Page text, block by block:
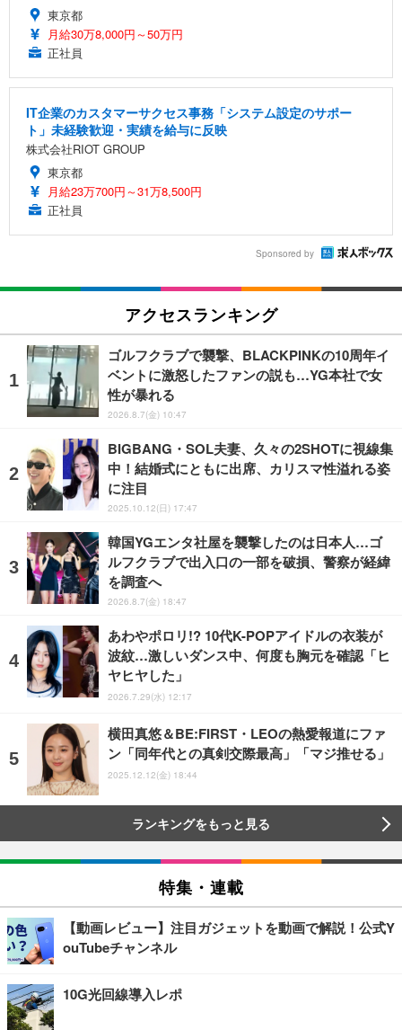
東京都
月給30万8,000円～50万円
正社員
IT企業のカスタマーサクセス事務「システム設定のサポー
ト」未経験歓迎・実績を給与に反映
株式会社RIOT GROUP
東京都
月給23万700円～31万8,500円
正社員
Sponsored by
アクセスランキング
ゴルフクラブで襲撃、BLACKPINKの10周年イ
ベントに激怒したファンの説も…YG本社で女
性が暴れる
2026.8.7(金) 10:47
BIGBANG・SOL夫妻、久々の2SHOTに視線集
中！結婚式にともに出席、カリスマ性溢れる姿
に注目
2025.10.12(日) 17:47
韓国YGエンタ社屋を襲撃したのは日本人…ゴ
ルフクラブで出入口の一部を破損、警察が経緯
を調査へ
2026.8.7(金) 18:47
あわやポロリ!? 10代K-POPアイドルの衣装が
波紋…激しいダンス中、何度も胸元を確認「ヒ
ヤヒヤした」
2026.7.29(水) 12:17
横田真悠＆BE:FIRST・LEOの熱愛報道にファ
ン「同年代との真剣交際最高」「マジ推せる」
2025.12.12(金) 18:44
ランキングをもっと見る
特集・連載
【動画レビュー】注目ガジェットを動画で解説！公式Y
ouTubeチャンネル
10G光回線導入レポ